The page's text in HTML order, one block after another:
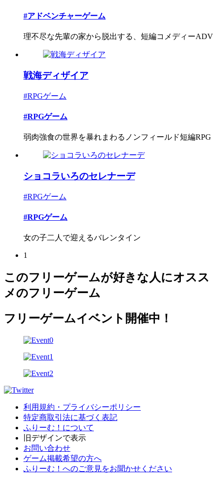
#アドベンチャーゲーム
理不尽な先輩の家から脱出する、短編コメディーADV
戦海ディザイア
#RPGゲーム
#RPGゲーム
弱肉強食の世界を暴れまわるノンフィールド短編RPG
ショコラいろのセレナーデ
#RPGゲーム
#RPGゲーム
女の子二人で迎えるバレンタイン
1
このフリーゲームが好きな人にオスス
メのフリーゲーム
フリーゲームイベント開催中！
利用規約・プライバシーポリシー
特定商取引法に基づく表記
ふりーむ！について
旧デザインで表示
お問い合わせ
ゲーム掲載希望の方へ
ふりーむ！へのご意見をお聞かせください